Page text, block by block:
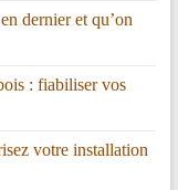
dernier et qu’on
: fiabiliser vos
votre installation